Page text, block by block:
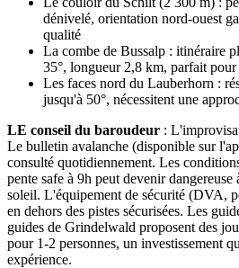
dénivelé, orientation nord-ouest
qualité
La combe de Bussalp : itinéraire
35°, longueur 2,8 km, parfait
Les faces nord du Lauberhorn :
jusqu'à 50°, nécessitent une
LE conseil du baroudeur :
Le bulletin avalanche (disponible sur
consulté quotidiennement. Les
pente safe à 9h peut devenir
soleil. L'équipement de sécurité (DVA,
en dehors des pistes sécurisées. Les
guides de Grindelwald proposent des
pour 1-2 personnes, un investissement
expérience.